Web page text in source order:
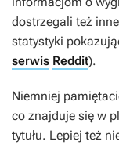
dostrzegali też
statystyki
serwis Reddit).
Niemniej
co znajduje się w
tytułu. Lepiej też